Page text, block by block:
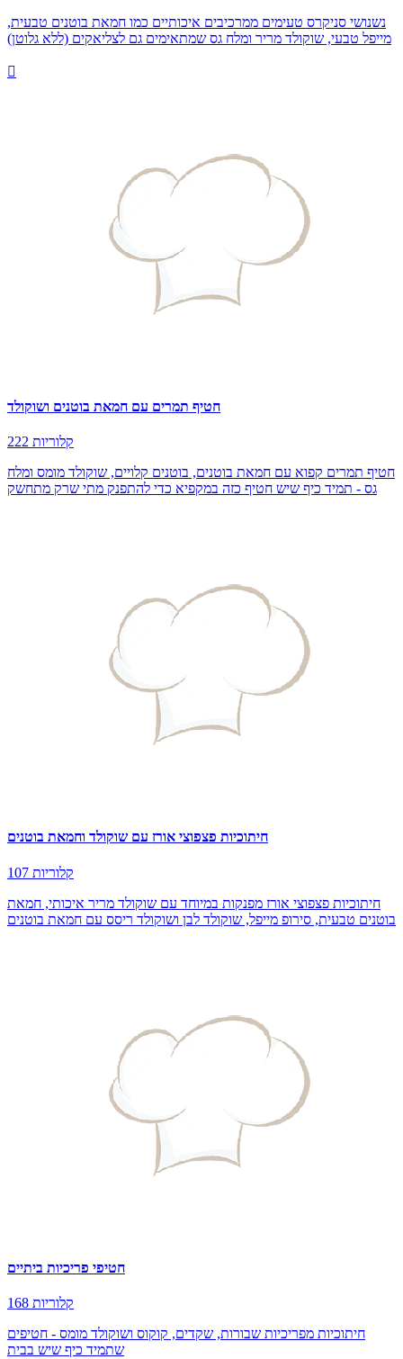
נשנושי סניקרס טעימים ממרכיבים איכותיים כמו חמאת בוטנים טבעית,
מייפל טבעי, שוקולד מריר ומלח גס שמתאימים גם לצליאקים (ללא גלוטן)

חטיף תמרים עם חמאת בוטנים ושוקולד
222 קלוריות
חטיף תמרים קפוא עם חמאת בוטנים, בוטנים קלויים, שוקולד מומס ומלח
גס - תמיד כיף שיש חטיף כזה במקפיא כדי להתפנק מתי שרק מתחשק
חיתוכיות פצפוצי אורז עם שוקולד וחמאת בוטנים
107 קלוריות
חיתוכיות פצפוצי אורז מפנקות במיוחד עם שוקולד מריר איכותי, חמאת
בוטנים טבעית, סירופ מייפל, שוקולד לבן ושוקולד ריסס עם חמאת בוטנים
חטיפי פריכיות ביתיים
168 קלוריות
חיתוכיות מפריכיות שבורות, שקדים, קוקוס ושוקולד מומס - חטיפים
שתמיד כיף שיש בבית